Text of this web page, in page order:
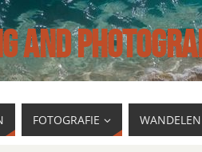
AND
FOTOGRAFIE WANDELEN